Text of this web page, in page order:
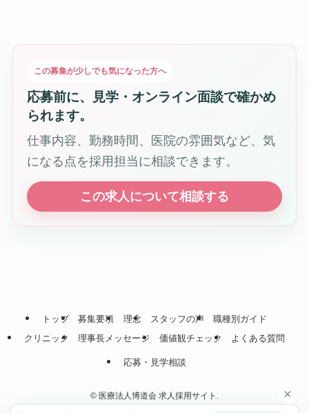
この募集が少しでも気になった方へ
応募前に、見学・オンライン面談で確かめ
られます。
仕事内容、勤務時間、医院の雰囲気など、気
になる点を採用担当に相談できます。
この求人について相談する
トップ 募集要項 理念 スタッフの声
職種別ガイド
クリニック
理事長メッセージ 価値観チェック よくある質問
応募・見学相談
© 医療法人博道会 求人採用サイト. ×